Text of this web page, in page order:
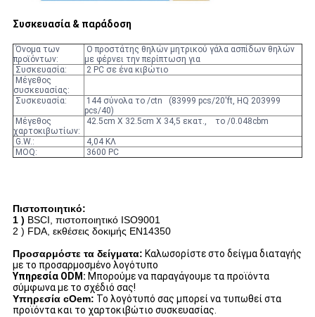
Συσκευασία & παράδοση
Όνομα των
προϊόντων:
Ο προστάτης θηλών μητρικού γάλα ασπίδων θηλών
με φέρνει την περίπτωση για
Συσκευασία:
2 PC σε ένα κιβώτιο
Μέγεθος
συσκευασίας:
Συσκευασία:
144 σύνολα το /ctn (83999 pcs/20'ft, HQ 203999
pcs/40)
Μέγεθος
χαρτοκιβωτίων:
42.5cm X 32.5cm X 34,5 εκατ., το /0.048cbm
G.W.:
4,04 ΚΛ
MOQ:
3600 PC
Πιστοποιητικό:
1 ) BSCI, πιστοποιητικό ISO9001
2 ) FDA, εκθέσεις δοκιμής EN14350
Προσαρμόστε τα δείγματα: Καλωσορίστε στο δείγμα διαταγής
με το προσαρμοσμένο λογότυπο
Υπηρεσία ODM: Μπορούμε να παραγάγουμε τα προϊόντα
σύμφωνα με το σχέδιό σας!
Υπηρεσία cOem: Το λογότυπό σας μπορεί να τυπωθεί στα
προϊόντα και το χαρτοκιβώτιο συσκευασίας.